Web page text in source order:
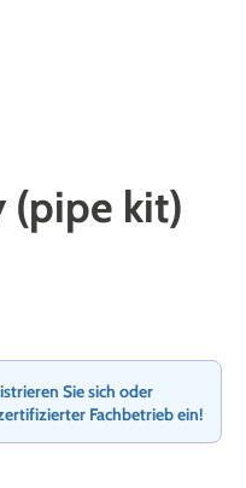
(pipe kit)
Sie sich oder
Fachbetrieb ein!